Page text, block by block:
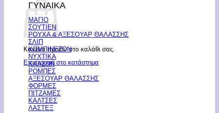
Κανένα προϊόν στο καλάθι σας.
Επιστροφή στο κατάστημα
ΓΥΝΑΙΚΑ
ΜΑΓΙΟ
ΣΟΥΤΙΕΝ
ΡΟΥΧΑ & ΑΞΕΣΟΥΑΡ ΘΑΛΑΣΣΗΣ
ΣΛΙΠ
ΚΟΜΠΙΝΕΖΟΝ
ΝΥΧΤΙΚΑ
ΚΑΛΣΟΝ
ΡΟΜΠΕΣ
ΑΞΕΣΟΥΑΡ ΘΑΛΑΣΣΗΣ
ΦΟΡΜΕΣ
ΠΙΤΖΑΜΕΣ
ΚΑΛΤΣΕΣ
ΛΑΣΤΕΞ